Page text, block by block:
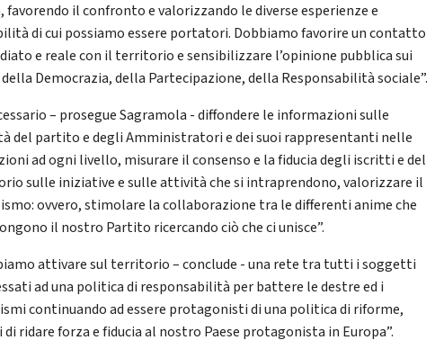
favorendo il confronto e valorizzando le diverse esperienze e
di cui possiamo essere portatori. Dobbiamo favorire un contatto
e reale con il territorio e sensibilizzare l’opinione pubblica sui
Democrazia, della Partecipazione, della Responsabilità sociale”.
– prosegue Sagramola - diffondere le informazioni sulle
del partito e degli Amministratori e dei suoi rappresentanti nelle
ad ogni livello, misurare il consenso e la fiducia degli iscritti e del
sulle iniziative e sulle attività che si intraprendono, valorizzare il
ovvero, stimolare la collaborazione tra le differenti anime che
il nostro Partito ricercando ciò che ci unisce”.
attivare sul territorio – conclude - una rete tra tutti i soggetti
ad una politica di responsabilità per battere le destre ed i
continuando ad essere protagonisti di una politica di riforme,
di ridare forza e fiducia al nostro Paese protagonista in Europa”.